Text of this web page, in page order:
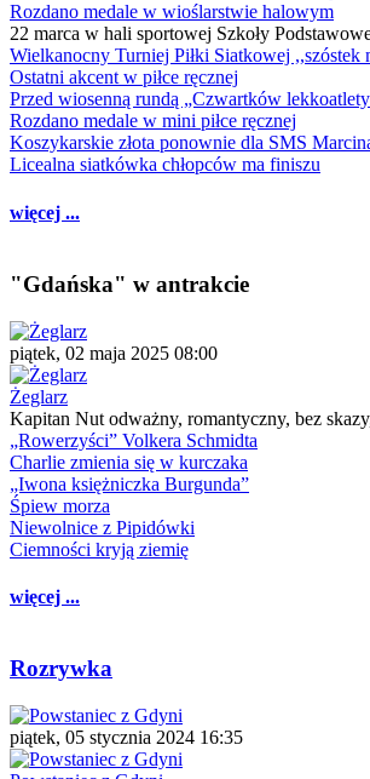
Rozdano medale w wioślarstwie halowym
22 marca w hali sportowej Szkoły
Wielkanocny Turniej Piłki Siatkowej ,,szóstek
Ostatni akcent w piłce ręcznej
Przed wiosenną rundą „Czwartków
Rozdano medale w mini piłce ręcznej
Koszykarskie złota ponownie dla SMS
Licealna siatkówka chłopców ma finiszu
więcej ...
"Gdańska" w antrakcie
piątek, 02 maja 2025 08:00
Żeglarz
Kapitan Nut odważny, romantyczny, bez
„Rowerzyści” Volkera Schmidta
Charlie zmienia się w kurczaka
„Iwona księżniczka Burgunda”
Śpiew morza
Niewolnice z Pipidówki
Ciemności kryją ziemię
więcej ...
Rozrywka
piątek, 05 stycznia 2024 16:35